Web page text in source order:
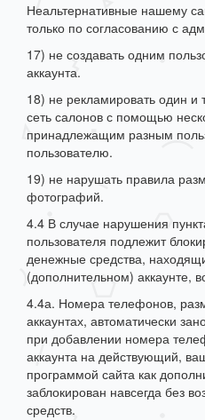
Неальтернативные нашему
только по согласованию с
17) не создавать одним
аккаунта.
18) не рекламировать один и
сеть салонов с помощью
принадлежащим разным
пользователю.
19) не нарушать правила
фотографий.
4.4 В случае нарушения
пользователя подлежит
денежные средства,
(дополнительном) аккаунте,
4.4а. Номера телефонов,
аккаунтах, автоматически
при добавлении номера
аккаунта на действующий,
программой сайта как
заблокирован навсегда без
средств.